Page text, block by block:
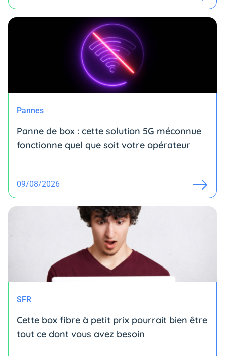
Pannes
Panne de box : cette solution 5G méconnue
fonctionne quel que soit votre opérateur
09/08/2026
SFR
Cette box fibre à petit prix pourrait bien être
tout ce dont vous avez besoin